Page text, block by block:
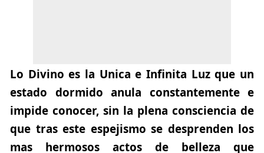
Lo Divino es la Unica e Infinita Luz que un
estado dormido anula constantemente e
impide conocer, sin la plena consciencia de
que tras este espejismo se desprenden los
mas hermosos actos de belleza que